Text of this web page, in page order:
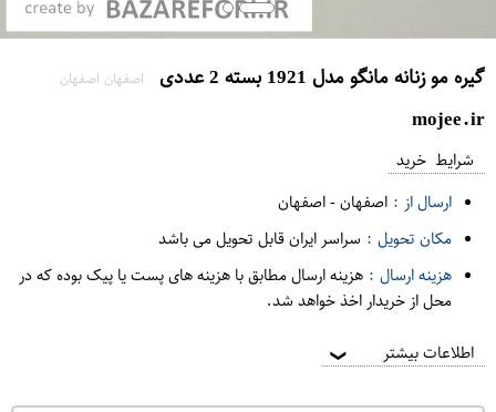
گیره مو زنانه مانگو مدل 1921 بسته 2 عددی اصفهان اصفهان
mojee.ir
شرایط خرید
ارسال از : اصفهان-اصفهان
مکان تحویل : سراسر ایران قابل تحویل می باشد
هزینه ارسال : هزینه ارسال مطابق با هزینه های پست یا پیک بوده که در
محل از خریدار اخذ خواهد شد.
اطلاعات بیشتر ❯